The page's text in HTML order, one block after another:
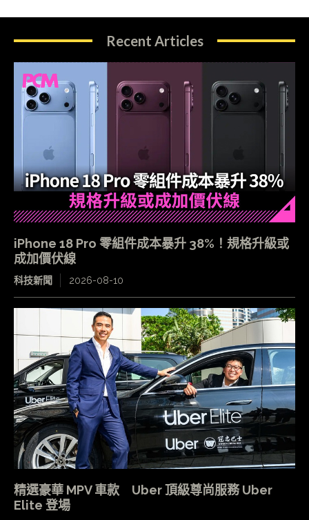
Recent Articles
iPhone 18 Pro 零組件成本暴升 38%！規格升級或
成加價伏線
科技新聞 2026-08-10
精選豪華 MPV 車款 Uber 頂級尊尚服務 Uber
Elite 登場